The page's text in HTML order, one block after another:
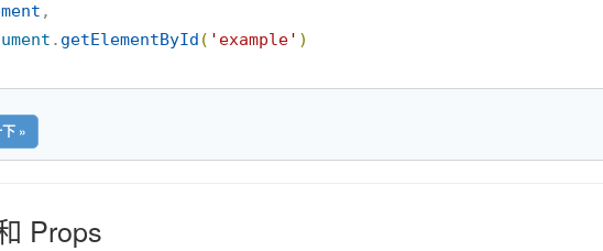
,
. getElementById ( ' example' )
»
Props